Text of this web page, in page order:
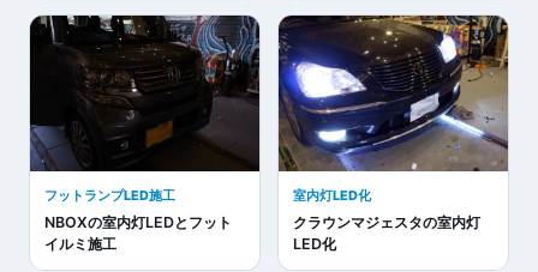
フットランプLED施工
NBOXの室内灯LEDとフット
イルミ施工
室内灯LED化
クラウンマジェスタの室内灯
LED化